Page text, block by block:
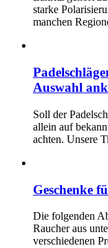
starke
manchen
Auswahl
Soll der
allein auf
achten. Unsere
Geschenke
Die folgenden
Raucher aus
verschiedenen